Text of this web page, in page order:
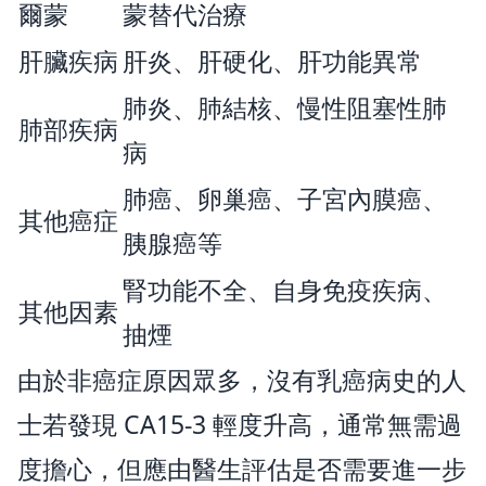
爾蒙
蒙替代治療
肝臟疾病 肝炎、肝硬化、肝功能異常
肺部疾病
肺炎、肺結核、慢性阻塞性肺
病
其他癌症
肺癌、卵巢癌、子宮內膜癌、
胰腺癌等
其他因素
腎功能不全、自身免疫疾病、
抽煙
由於非癌症原因眾多，沒有乳癌病史的人
士若發現 CA15-3 輕度升高，通常無需過
度擔心，但應由醫生評估是否需要進一步